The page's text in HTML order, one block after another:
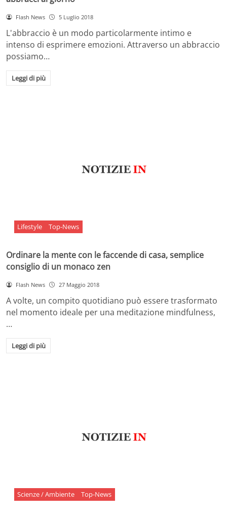
Flash News 5 Luglio 2018
L'abbraccio è un modo particolarmente intimo e
intenso di esprimere emozioni. Attraverso un abbraccio
possiamo…
Leggi di più
Lifestyle Top-News
Ordinare la mente con le faccende di casa, semplice
consiglio di un monaco zen
Flash News 27 Maggio 2018
A volte, un compito quotidiano può essere trasformato
nel momento ideale per una meditazione mindfulness,
…
Leggi di più
Scienze / Ambiente Top-News